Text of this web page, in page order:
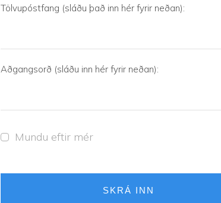
Tölvupóstfang (sláðu það inn hér fyrir neðan):
Aðgangsorð (sláðu inn hér fyrir neðan):
Mundu eftir mér
SKRÁ INN